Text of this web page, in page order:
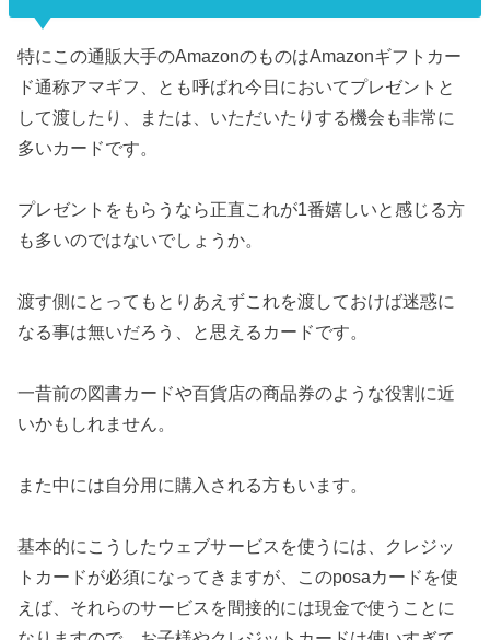
特にこの通販大手のAmazonのものはAmazonギフトカー
ド通称アマギフ、とも呼ばれ今日においてプレゼントと
して渡したり、または、いただいたりする機会も非常に
多いカードです。
プレゼントをもらうなら正直これが1番嬉しいと感じる方
も多いのではないでしょうか。
渡す側にとってもとりあえずこれを渡しておけば迷惑に
なる事は無いだろう、と思えるカードです。
一昔前の図書カードや百貨店の商品券のような役割に近
いかもしれません。
また中には自分用に購入される方もいます。
基本的にこうしたウェブサービスを使うには、クレジッ
トカードが必須になってきますが、このposaカードを使
えば、それらのサービスを間接的には現金で使うことに